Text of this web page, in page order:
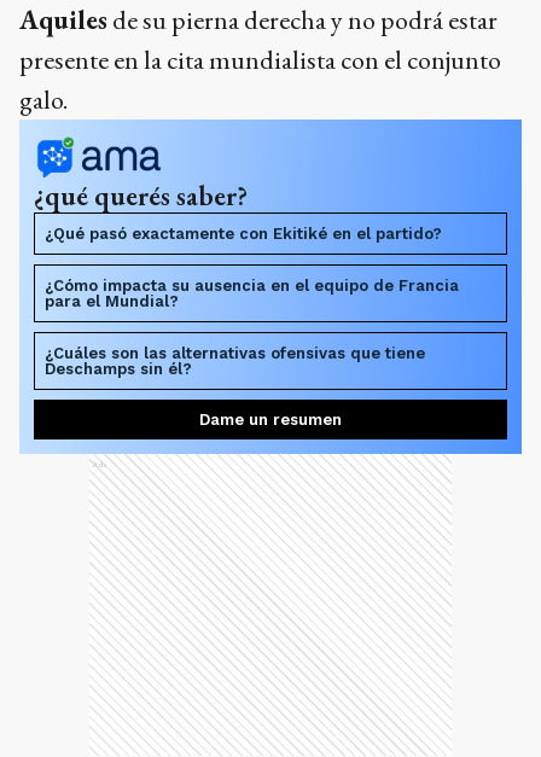
Aquiles de su pierna derecha y no podrá estar
presente en la cita mundialista con el conjunto
galo.
¿qué querés saber?
¿Qué pasó exactamente con Ekitiké en el partido?
¿Cómo impacta su ausencia en el equipo de Francia
para el Mundial?
¿Cuáles son las alternativas ofensivas que tiene
Deschamps sin él?
Dame un resumen
Ads